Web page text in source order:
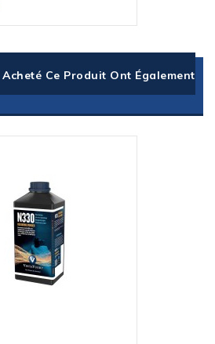
Ce Produit Ont Également